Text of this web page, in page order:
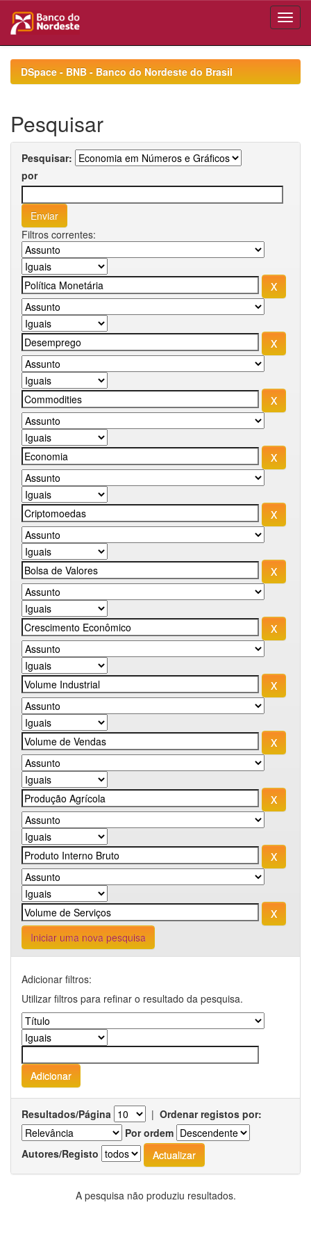
navigationDSpace - BNB - Banco do Nordeste do Brasil
Pesquisar
Pesquisar:
por
Filtros correntes:
Iniciar uma nova pesquisa
Adicionar filtros:
Utilizar filtros para refinar o resultado da pesquisa.
Resultados/Página | Ordenar registos por:
Por ordem
Autores/Registo
A pesquisa não produziu resultados.